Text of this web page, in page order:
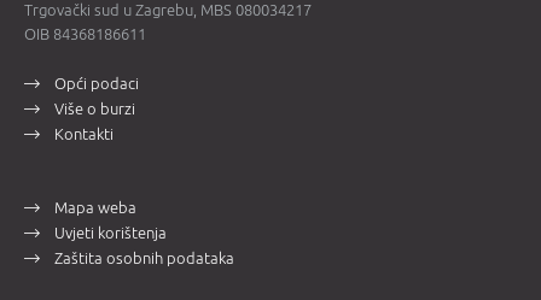
Trgovački sud u Zagrebu, MBS 080034217
OIB 84368186611
Opći podaci
Više o burzi
Kontakti
Mapa weba
Uvjeti korištenja
Zaštita osobnih podataka